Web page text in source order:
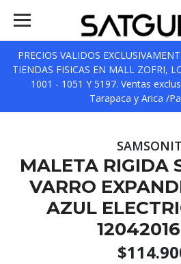
PRECIOS VALIDOS
TIENDAS FISICAS EN MALL ZOFRI,
1001 - 1051 Y 5197. Ventas
Tarapaca y Arica /
MALETA RIGIDA
VARRO
AZUL